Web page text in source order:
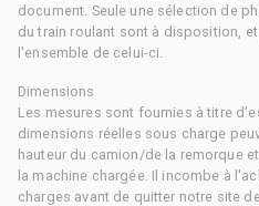
document. Seule une sélection de
du train roulant sont à disposition,
l'ensemble de celui-ci.
Dimensions
Les mesures sont fournies à titre
dimensions réelles sous charge
hauteur du camion/de la remorque
la machine chargée. Il incombe à
charges avant de quitter notre site